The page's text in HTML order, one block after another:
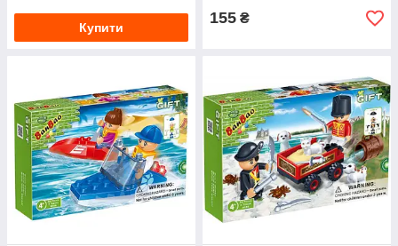
Купити
155 ₴